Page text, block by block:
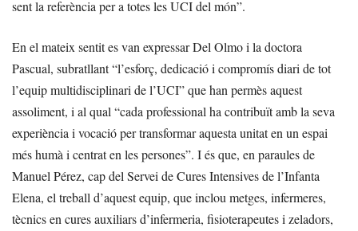
sent la referència per a totes les UCI del món”.
En el mateix sentit es van expressar Del Olmo i la doctora
Pascual, subratllant “l’esforç, dedicació i compromís diari de tot
l’equip multidisciplinari de l’UCI” que han permès aquest
assoliment, i al qual “cada professional ha contribuït amb la seva
experiència i vocació per transformar aquesta unitat en un espai
més humà i centrat en les persones”. I és que, en paraules de
Manuel Pérez, cap del Servei de Cures Intensives de l’Infanta
Elena, el treball d’aquest equip, que inclou metges, infermeres,
tècnics en cures auxiliars d’infermeria, fisioterapeutes i zeladors,